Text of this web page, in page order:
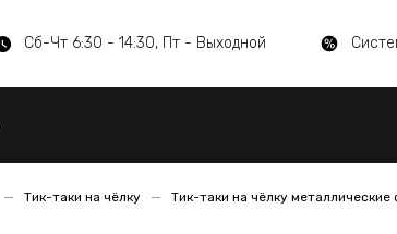
Сб-Чт 6:30 - 14:30, Пт - Выходной
Тик-таки на чёлку
Тик-таки на чёлку металлические